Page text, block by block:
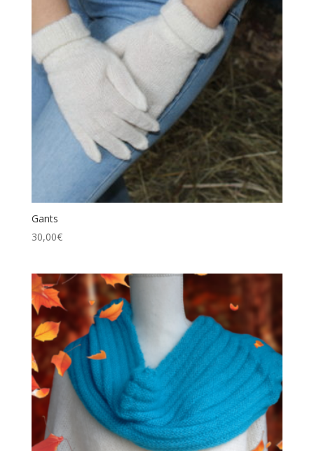
Gants
30,00€